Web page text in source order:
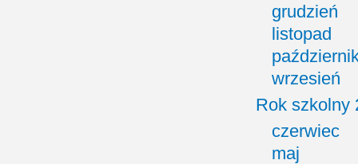
grudzień
listopad
wrzesień
Rok szkolny
czerwiec
maj